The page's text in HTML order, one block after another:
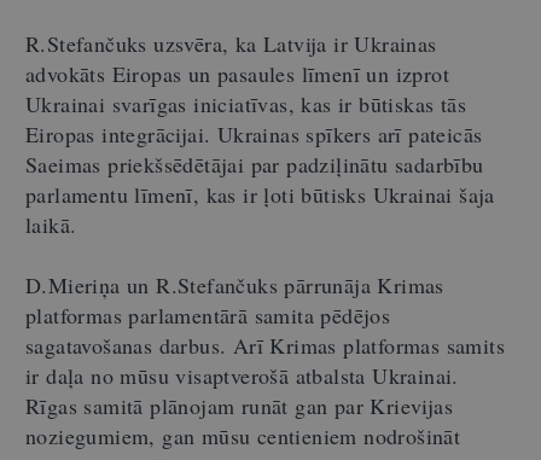
R.Stefančuks uzsvēra, ka Latvija ir Ukrainas
advokāts Eiropas un pasaules līmenī un izprot
Ukrainai svarīgas iniciatīvas, kas ir būtiskas tās
Eiropas integrācijai. Ukrainas spīkers arī pateicās
Saeimas priekšsēdētājai par padziļinātu sadarbību
parlamentu līmenī, kas ir ļoti būtisks Ukrainai šaja
laikā.
D.Mieriņa un R.Stefančuks pārrunāja Krimas
platformas parlamentārā samita pēdējos
sagatavošanas darbus. Arī Krimas platformas samits
ir daļa no mūsu visaptverošā atbalsta Ukrainai.
Rīgas samitā plānojam runāt gan par Krievijas
noziegumiem, gan mūsu centieniem nodrošināt